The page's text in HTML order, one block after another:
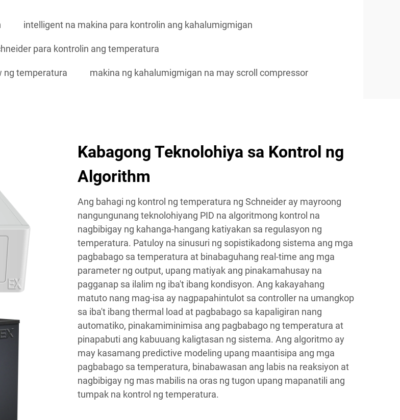
intelligent na makina para kontrolin ang kahalumigmigan
para kontrolin ang temperatura
ng temperatura makina ng kahalumigmigan na may scroll compressor
Kabagong Teknolohiya sa Kontrol ng
Algorithm
Ang bahagi ng kontrol ng temperatura ng Schneider ay mayroong
nangungunang teknolohiyang PID na algoritmong kontrol na
nagbibigay ng kahanga-hangang katiyakan sa regulasyon ng
temperatura. Patuloy na sinusuri ng sopistikadong sistema ang mga
pagbabago sa temperatura at binabaguhang real-time ang mga
parameter ng output, upang matiyak ang pinakamahusay na
pagganap sa ilalim ng iba't ibang kondisyon. Ang kakayahang
matuto nang mag-isa ay nagpapahintulot sa controller na umangkop
sa iba't ibang thermal load at pagbabago sa kapaligiran nang
automatiko, pinakamiminimisa ang pagbabago ng temperatura at
pinapabuti ang kabuuang kaligtasan ng sistema. Ang algoritmo ay
may kasamang predictive modeling upang maantisipa ang mga
pagbabago sa temperatura, binabawasan ang labis na reaksiyon at
nagbibigay ng mas mabilis na oras ng tugon upang mapanatili ang
tumpak na kontrol ng temperatura.